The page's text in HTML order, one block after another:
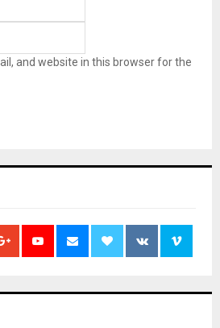
and website in this browser for the